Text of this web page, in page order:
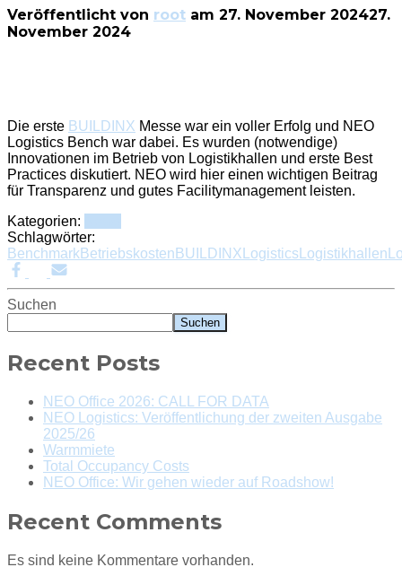
Veröffentlicht von root am 27. November 202427.
November 2024
Die erste BUILDINX Messe war ein voller Erfolg und NEO
Logistics Bench war dabei. Es wurden (notwendige)
Innovationen im Betrieb von Logistikhallen und erste Best
Practices diskutiert. NEO wird hier einen wichtigen Beitrag
für Transparenz und gutes Facilitymanagement leisten.
Kategorien:
Schlagwörter:
BenchmarkBetriebskosten BUILDINX Logistics Logistikhallen
Suchen
Suchen
Recent Posts
NEO Office 2026: CALL FOR DATA
NEO Logistics: Veröffentlichung der zweiten Ausgabe
2025/26
Warmmiete
Total Occupancy Costs
NEO Office: Wir gehen wieder auf Roadshow!
Recent Comments
Es sind keine Kommentare vorhanden.